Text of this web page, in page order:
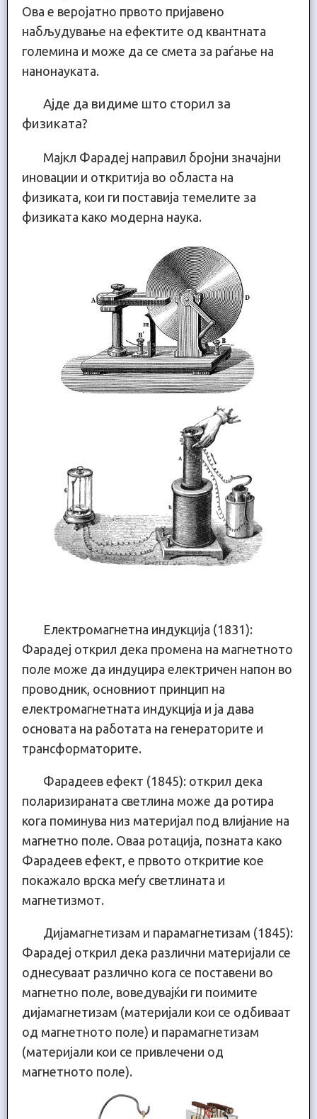
Ова е веројатно првото пријавено
набљудување на ефектите од квантната
големина и може да се смета за раѓање на
нанонауката.
Ајде да видиме што сторил за
физиката?
Мајкл Фарадеј направил бројни значајни
иновации и откритија во областа на
физиката, кои ги поставија темелите за
физиката како модерна наука.
Електромагнетна индукција (1831):
Фарадеј открил дека промена на магнетното
поле може да индуцира електричен напон во
проводник, основниот принцип на
електромагнетната индукција и ја дава
основата на работата на генераторите и
трансформаторите.
Фарадеев ефект (1845): открил дека
поларизираната светлина може да ротира
кога поминува низ материјал под влијание на
магнетно поле. Оваа ротација, позната како
Фарадеев ефект, е првото откритие кое
покажало врска меѓу светлината и
магнетизмот.
Дијамагнетизам и парамагнетизам (1845):
Фарадеј открил дека различни материјали се
однесуваат различно кога се поставени во
магнетно поле, воведувајќи ги поимите
дијамагнетизам (материјали кои се одбиваат
од магнетното поле) и парамагнетизам
(материјали кои се привлечени од
магнетното поле).